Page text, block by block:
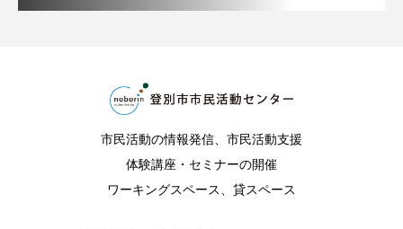
市民活動の情報発信、市民活動支援
体験講座・セミナーの開催
ワーキングスペース、貸スペース